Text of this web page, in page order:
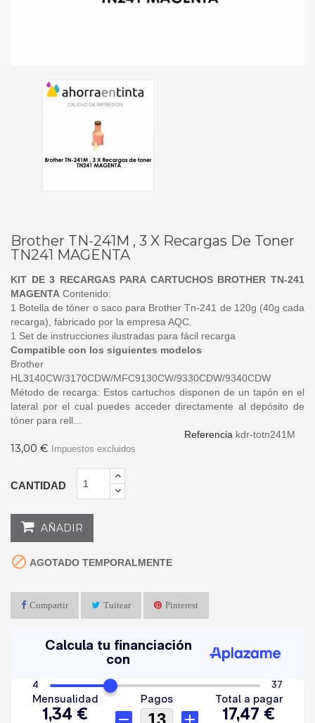
Brother TN-241M , 3 X Recargas De Toner
TN241 MAGENTA
KIT DE 3 RECARGAS PARA CARTUCHOS BROTHER TN-241
MAGENTA Contenido:
1 Botella de tóner o saco para Brother Tn-241 de 120g (40g cada
recarga), fabricado por la empresa AQC.
1 Set de instrucciones ilustradas para fácil recarga
Compatible con los siguientes modelos
Brother
HL3140CW/3170CDW/MFC9130CW/9330CDW/9340CDW
Método de recarga: Estos cartuchos disponen de un tapón en el
lateral por el cual puedes acceder directamente al depósito de
tóner para rell...
Referencia kdr-totn241M
13,00 € Impuestos excluidos
CANTIDAD
AÑADIR
 AGOTADO TEMPORALMENTE
Compartir Tuitear Pinterest